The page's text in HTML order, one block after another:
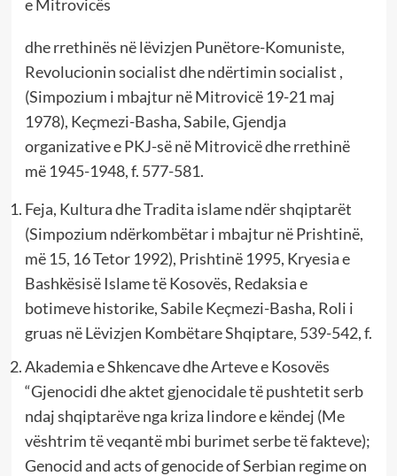
e Mitrovicës
dhe rrethinës në lëvizjen Punëtore-Komuniste,
Revolucionin socialist dhe ndërtimin socialist ,
(Simpozium i mbajtur në Mitrovicë 19-21 maj
1978), Keçmezi-Basha, Sabile, Gjendja
organizative e PKJ-së në Mitrovicë dhe rrethinë
më 1945-1948, f. 577-581.
Feja, Kultura dhe Tradita islame ndër shqiptarët
(Simpozium ndërkombëtar i mbajtur në Prishtinë,
më 15, 16 Tetor 1992), Prishtinë 1995, Kryesia e
Bashkësisë Islame të Kosovës, Redaksia e
botimeve historike, Sabile Keçmezi-Basha, Roli i
gruas në Lëvizjen Kombëtare Shqiptare, 539-542, f.
Akademia e Shkencave dhe Arteve e Kosovës
“Gjenocidi dhe aktet gjenocidale të pushtetit serb
ndaj shqiptarëve nga kriza lindore e këndej (Me
vështrim të veqantë mbi burimet serbe të fakteve);
Genocid and acts of genocide of Serbian regime on